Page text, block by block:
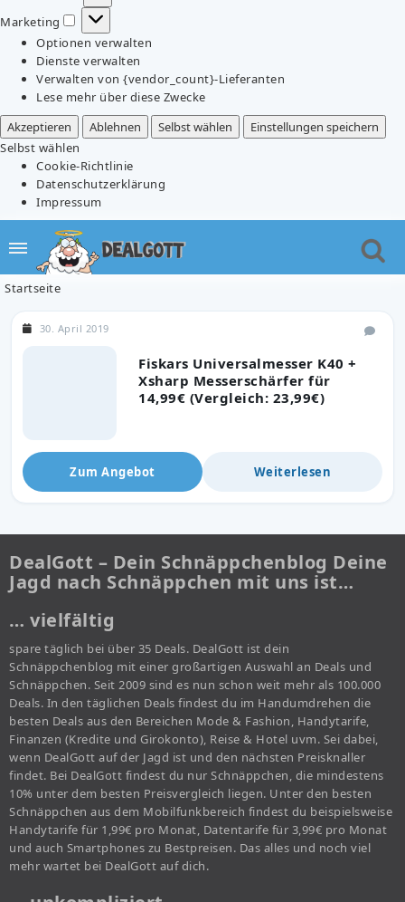
Statistiken
Marketing
Marketing
Optionen verwalten
Dienste verwalten
Verwalten von {vendor_count}-Lieferanten
Lese mehr über diese Zwecke
Akzeptieren
Ablehnen Selbst wählen
Einstellungen speichern
Selbst wählen
Cookie-Richtlinie
Datenschutzerklärung
Impressum
Startseite
Fiskars Universalmesser K40 +
Xsharp Messerschärfer für
14,99€ (Vergleich: 23,99€)
30. April 2019
Zum Angebot Weiterlesen
DealGott – Dein Schnäppchenblog Deine
Jagd nach Schnäppchen mit uns ist…
… vielfältig
spare täglich bei über 35 Deals. DealGott ist dein
Schnäppchenblog mit einer großartigen Auswahl an Deals und
Schnäppchen. Seit 2009 sind es nun schon weit mehr als 100.000
Deals. In den täglichen Deals findest du im Handumdrehen die
besten Deals aus den Bereichen Mode & Fashion, Handytarife,
Finanzen (Kredite und Girokonto), Reise & Hotel uvm. Sei dabei,
wenn DealGott auf der Jagd ist und den nächsten Preisknaller
findet. Bei DealGott findest du nur Schnäppchen, die mindestens
10% unter dem besten Preisvergleich liegen. Unter den besten
Schnäppchen aus dem Mobilfunkbereich findest du beispielsweise
Handytarife für 1,99€ pro Monat, Datentarife für 3,99€ pro Monat
und auch Smartphones zu Bestpreisen. Das alles und noch viel
mehr wartet bei DealGott auf dich.